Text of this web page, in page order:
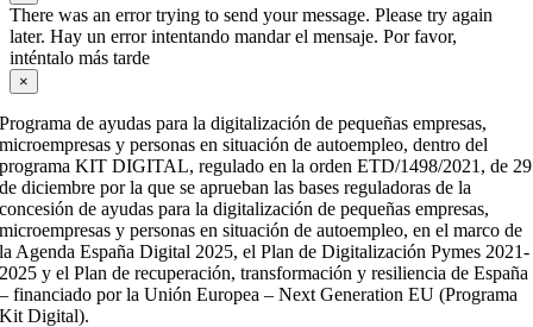
There was an error trying to send your message. Please try again
later. Hay un error intentando mandar el mensaje. Por favor,
inténtalo más tarde
×
Programa de ayudas para la digitalización de pequeñas empresas,
microempresas y personas en situación de autoempleo, dentro del
programa KIT DIGITAL, regulado en la orden ETD/1498/2021, de 29
de diciembre por la que se aprueban las bases reguladoras de la
concesión de ayudas para la digitalización de pequeñas empresas,
microempresas y personas en situación de autoempleo, en el marco de
la Agenda España Digital 2025, el Plan de Digitalización Pymes 2021-
2025 y el Plan de recuperación, transformación y resiliencia de España
– financiado por la Unión Europea – Next Generation EU (Programa
Kit Digital).